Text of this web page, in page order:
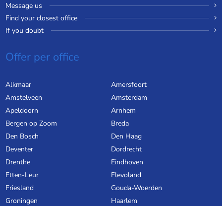
Message us
Find your closest office
If you doubt
Offer per office
Alkmaar
Amersfoort
Amstelveen
Amsterdam
Apeldoorn
Arnhem
Bergen op Zoom
Breda
Den Bosch
Den Haag
Deventer
Dordrecht
Drenthe
Eindhoven
Etten-Leur
Flevoland
Friesland
Gouda-Woerden
Groningen
Haarlem